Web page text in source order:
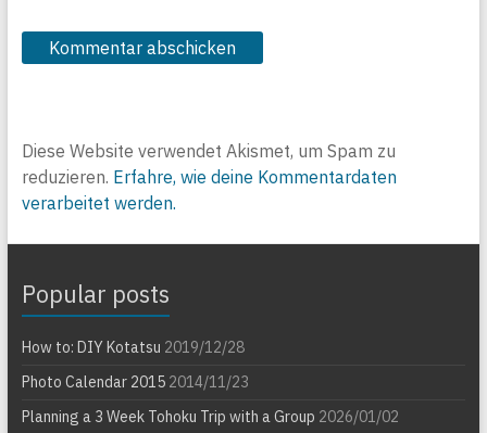
Diese Website verwendet Akismet, um Spam zu
reduzieren. Erfahre, wie deine Kommentardaten
verarbeitet werden.
Popular posts
How to: DIY Kotatsu 2019/12/28
Photo Calendar 20152014/11/23
Planning a 3 Week Tohoku Trip with a Group 2026/01/02